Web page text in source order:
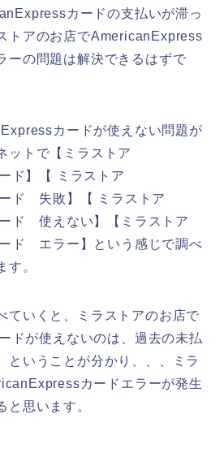
カードの支払いが滞っ
トアのお店でAmericanExpress
ーの問題は解決できるはずで
カードが使えない問題が
ットで【ミラストア
ド】【 ミラストア
ド 失敗】【 ミラストア
ド 使えない】【ミラストア
ド エラー】という感じで調べ
す。
ていくと、ミラストアのお店で
ドが使えないのは、過去の未払
ということが分かり、、、ミラ
カードエラーが発生
と思います。